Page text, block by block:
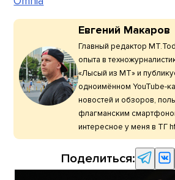
Евгений Макаров
Главный редактор
опыта в
«Лысый из МТ» и
одноимённом YouTube-
новостей и обзоров,
флагманским
интересное у меня в ТГ
Поделиться: